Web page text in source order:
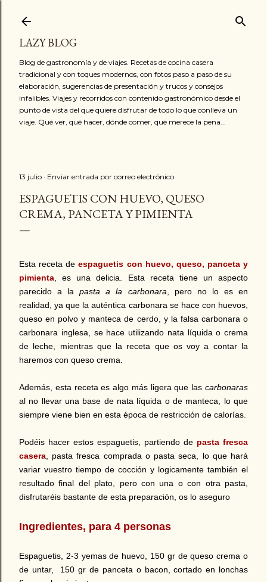
LAZY BLOG
Blog de gastronomía y de viajes. Recetas de cocina casera
tradicional y con toques modernos, con fotos paso a paso de su
elaboración, sugerencias de presentación y trucos y consejos
infalibles. Viajes y recorridos con contenido gastronómico desde el
punto de vista del que quiere disfrutar de todo lo que conlleva un
viaje. Qué ver, qué hacer, dónde comer, qué merece la pena...
13 julio Enviar entrada por correo electrónico
ESPAGUETIS CON HUEVO, QUESO
CREMA, PANCETA Y PIMIENTA
Esta receta deespaguetis con huevo, queso, panceta y
pimienta , es una delicia. Esta receta tiene un aspecto
parecido a lapasta a la carbonara , pero no lo es en
realidad, ya que la auténtica carbonara se hace con huevos,
queso en polvo y manteca de cerdo, y la falsa carbonara o
carbonara inglesa, se hace utilizando nata líquida o crema
de leche, mientras que la receta que os voy a contar la
haremos con queso crema.
Además, esta receta es algo más ligera que las carbonaras
al no llevar una base de nata líquida o de manteca, lo que
siempre viene bien en esta época de restricción de calorías.
Podéis hacer estos espaguetis, partiendo de pasta fresca
casera , pasta fresca comprada o pasta seca, lo que hará
variar vuestro tiempo de cocción y logicamente también el
resultado final del plato, pero con una o con otra pasta,
disfrutaréis bastante de esta preparación, os lo aseguro
Ingredientes, para 4 personas
Espaguetis, 2-3 yemas de huevo, 150 gr de queso crema o
de untar, 150 gr de panceta o bacon, cortado en lonchas